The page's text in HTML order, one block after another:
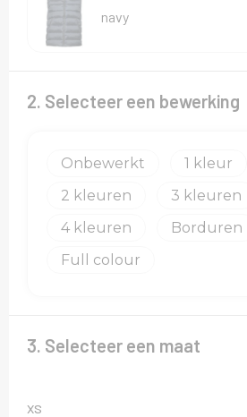
T-Shirts
Veiligheidsvesten en Veiligheidshesjes
navy
2. Selecteer een bewerking
Onbewerkt
1
2
3
4
Borduren
Full colour
3. Selecteer een maat
XS